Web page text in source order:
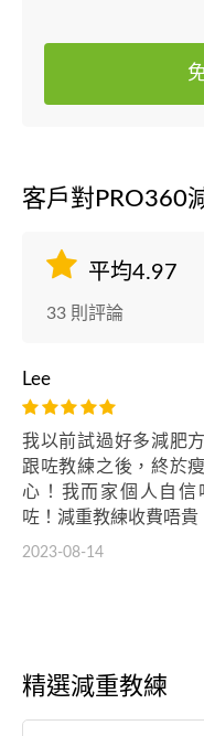
客戶對PRO360
平均4.97
33 則評論
Lee
我以前試過好多減肥
跟咗教練之後，終於
心！我而家個人自信
咗！減重教練收費唔貴
2023-08-14
精選減重教練